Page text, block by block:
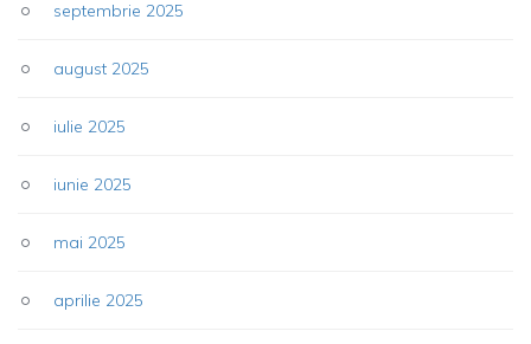
septembrie 2025
august 2025
iulie 2025
iunie 2025
mai 2025
aprilie 2025